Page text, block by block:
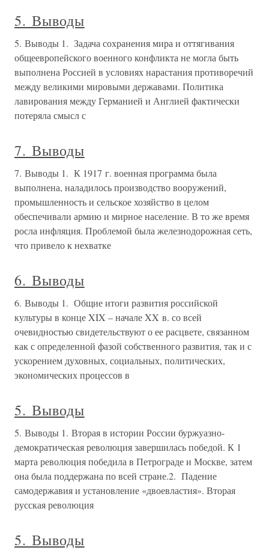
5. Выводы
5. Выводы 1. Задача сохранения мира и оттягивания
общеевропейского военного конфликта не могла быть
выполнена Россией в условиях нарастания противоречий
между великими мировыми державами. Политика
лавирования между Германией и Англией фактически
потеряла смысл с
7. Выводы
7. Выводы 1. К 1917 г. военная программа была
выполнена, наладилось производство вооружений,
промышленность и сельское хозяйство в целом
обеспечивали армию и мирное население. В то же время
росла инфляция. Проблемой была железнодорожная сеть,
что привело к нехватке
6. Выводы
6. Выводы 1. Общие итоги развития российской
культуры в конце XIX – начале XX в. со всей
очевидностью свидетельствуют о ее расцвете, связанном
как с определенной фазой собственного развития, так и с
ускорением духовных, социальных, политических,
экономических процессов в
5. Выводы
5. Выводы 1. Вторая в истории России буржуазно-
демократическая революция завершилась победой. К 1
марта революция победила в Петрограде и Москве, затем
она была поддержана по всей стране.2. Падение
самодержавия и установление «двоевластия». Вторая
русская революция
5. Выводы